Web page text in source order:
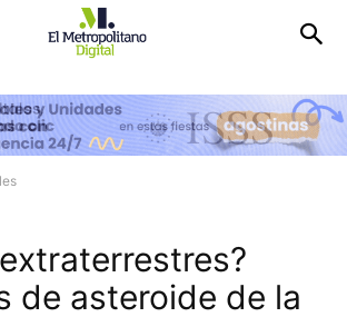
de asteroide de la